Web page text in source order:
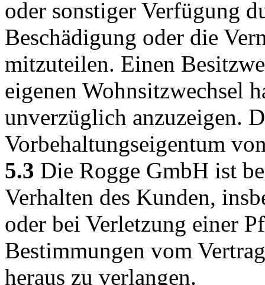
oder sonstiger Verfügung
Beschädigung oder die
mitzuteilen. Einen
eigenen Wohnsitzwechsel
unverzüglich anzuzeigen.
Vorbehaltungseigentum
5.3 Die Rogge GmbH ist
Verhalten des Kunden,
oder bei Verletzung einer
Bestimmungen vom
heraus zu verlangen.